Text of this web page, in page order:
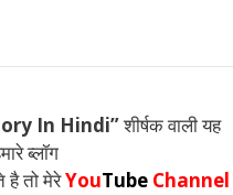
In Hindi”शीर्षक वाली यह
ब्लॉग
तो मेरेYouTube Channel